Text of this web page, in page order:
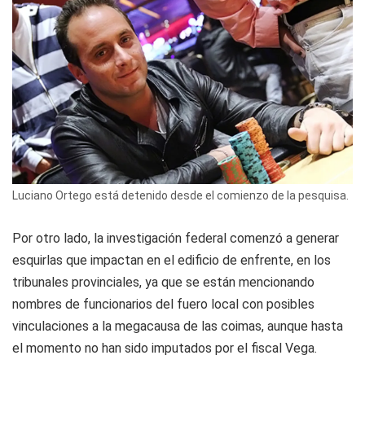
Luciano Ortego está detenido desde el comienzo de la pesquisa.
Por otro lado, la investigación federal comenzó a generar
esquirlas que impactan en el edificio de enfrente, en los
tribunales provinciales, ya que se están mencionando
nombres de funcionarios del fuero local con posibles
vinculaciones a la megacausa de las coimas, aunque hasta
el momento no han sido imputados por el fiscal Vega.